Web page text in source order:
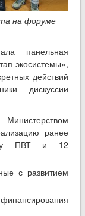
на форуме
панельная
экосистемы»,
действий
дискуссии
ранее
ПВТ и 12
с развитием